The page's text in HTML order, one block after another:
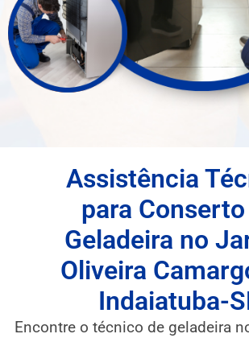
Assistência
para
Geladeira no
Oliveira
Indaiatuba-
Encontre o técnico de geladeira